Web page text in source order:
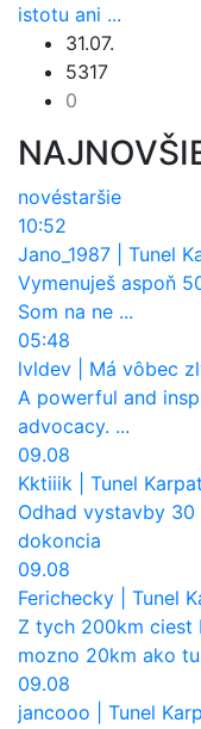
istotu ani ...
31.07.
5317
0
novéstaršie
10:52
Jano_1987
Tunel
Vymenuješ aspoň
Som na ne ...
05:48
lvldev
Má vôbec zlý
A powerful and
advocacy. ...
09.08
Kktiiik
Tunel Karpaty sa
Odhad vystavby
dokoncia
09.08
Ferichecky
Tunel
Z tych 200km ciest
mozno 20km ako
09.08
jancooo
Tunel Karpaty